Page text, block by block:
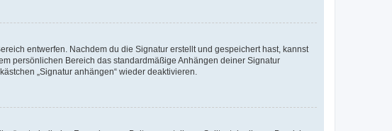
entwerfen. Nachdem du die Signatur erstellt und gespeichert hast, kannst
persönlichen Bereich das standardmäßige Anhängen deiner Signatur
„Signatur anhängen“ wieder deaktivieren.